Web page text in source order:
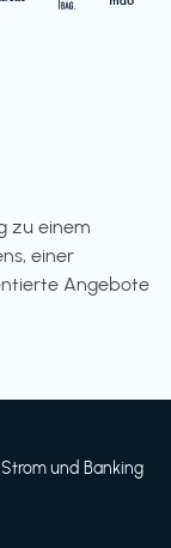
zu einem
einer
Angebote
und Banking